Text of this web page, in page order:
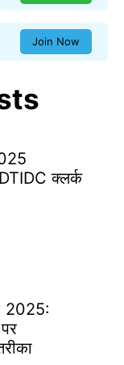
Join Now
क्लर्क
2025: